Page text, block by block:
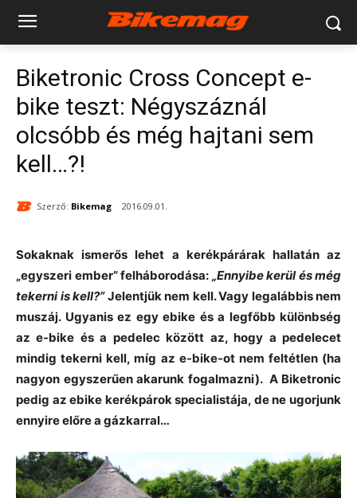
Biketronic Cross Concept e-
bike teszt: Négyszáznál
olcsóbb és még hajtani sem
kell…?!
Szerző: Bikemag 2016.09.01.
Sokaknak ismerős lehet a kerékpárárak hallatán az
„egyszeri ember” felháborodása: „Ennyibe kerül és még
tekerni is kell?”Jelentjük nem kell. Vagy legalábbis nem
muszáj. Ugyanis ez egy ebike és a legfőbb különbség
az e-bike és a pedelec között az, hogy a pedelecet
mindig tekerni kell, míg az e-bike-ot nem feltétlen (ha
nagyon egyszerűen akarunk fogalmazni). A Biketronic
pedig az ebike kerékpárok specialistája, de ne ugorjunk
ennyire előre a gázkarral…